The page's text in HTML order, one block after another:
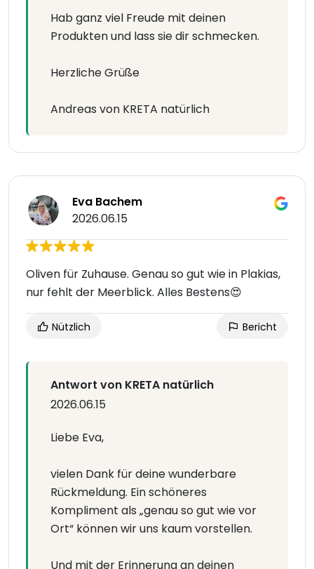
Hab ganz viel Freude mit deinen
Produkten und lass sie dir schmecken.
Herzliche Grüße
Andreas von KRETA natürlich
Eva Bachem
2026.06.15
Oliven für Zuhause. Genau so gut wie in Plakias,
nur fehlt der Meerblick. Alles Bestens😍
Nützlich Bericht
Antwort von KRETA natürlich
2026.06.15
Liebe Eva,
vielen Dank für deine wunderbare
Rückmeldung. Ein schöneres
Kompliment als „genau so gut wie vor
Ort“ können wir uns kaum vorstellen.
Und mit der Erinnerung an deinen